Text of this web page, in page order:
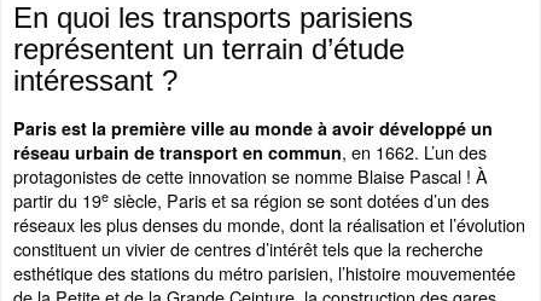
En quoi les transports parisiens
représentent un terrain d’étude
intéressant ?
Paris est la première ville au monde à avoir développé un
réseau urbain de transport en commun, en 1662. L’un des
protagonistes de cette innovation se nomme Blaise Pascal ! À
partir du 19e siècle, Paris et sa région se sont dotées d’un des
réseaux les plus denses du monde, dont la réalisation et l’évolution
constituent un vivier de centres d’intérêt tels que la recherche
esthétique des stations du métro parisien, l’histoire mouvementée